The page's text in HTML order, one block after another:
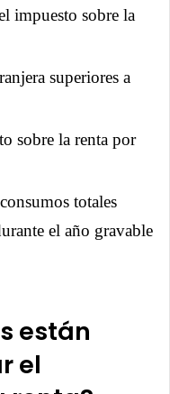
impuesto sobre la
superiores a
sobre la renta por
totales
el año gravable
están
el